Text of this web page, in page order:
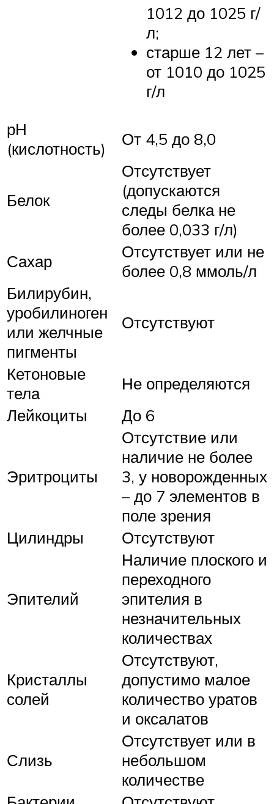
1012 до 1025 г/
л;
старше 12 лет –
от 1010 до 1025
г/л
рН
(кислотность)
От 4,5 до 8,0
Белок
Отсутствует
(допускаются
следы белка не
более 0,033 г/л)
Сахар
Отсутствует или не
более 0,8 ммоль/л
Билирубин,
уробилиноген
или желчные
пигменты
Отсутствуют
Кетоновые
тела
Не определяются
Лейкоциты
До 6
Эритроциты
Отсутствие или
наличие не более
3, у новорожденных
– до 7 элементов в
поле зрения
Цилиндры
Отсутствуют
Эпителий
Наличие плоского и
переходного
эпителия в
незначительных
количествах
Кристаллы
солей
Отсутствуют,
допустимо малое
количество уратов
и оксалатов
Слизь
Отсутствует или в
небольшом
количестве